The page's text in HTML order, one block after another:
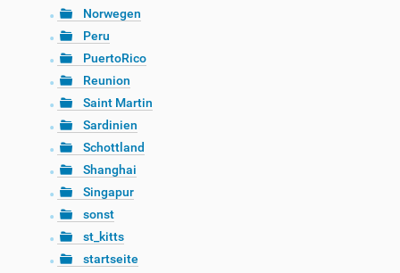
Norwegen
Peru
PuertoRico
Reunion
Saint Martin
Sardinien
Schottland
Shanghai
Singapur
sonst
st_kitts
startseite